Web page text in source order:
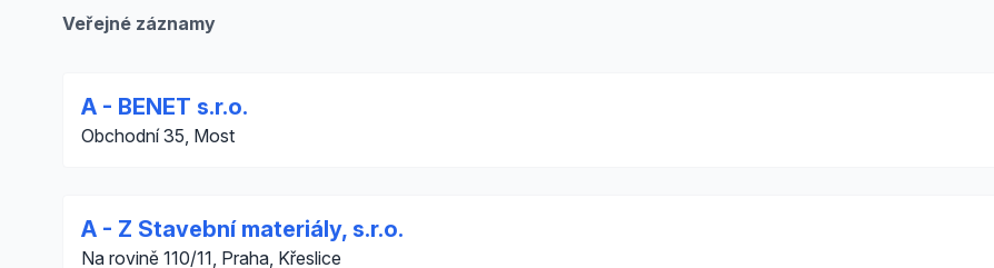
Veřejné záznamy
A - BENET s.r.o.
Obchodní 35, Most
A - Z Stavební materiály, s.r.o.
Na rovině 110/11, Praha, Křeslice